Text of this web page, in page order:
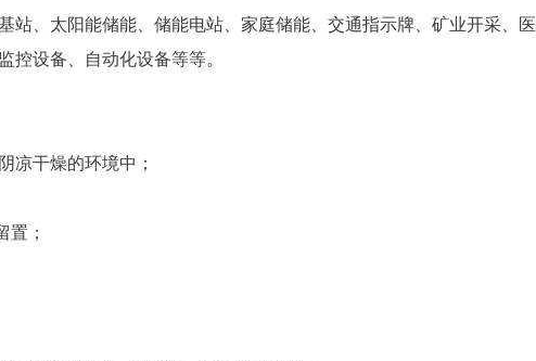
站、太阳能储能、储能电站、家庭储能、交通指示牌、矿业开采、医
控设备、自动化设备等等。
凉干燥的环境中；
置；